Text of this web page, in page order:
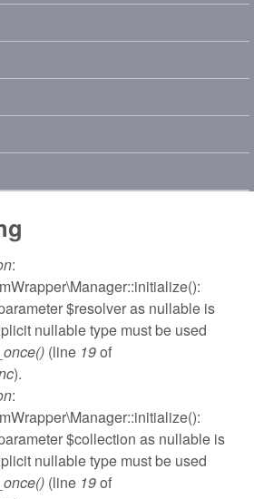
:
$resolver as nullable is
nullable type must be used
(line 19of
).
:
$collection as nullable is
nullable type must be used
(line 19of